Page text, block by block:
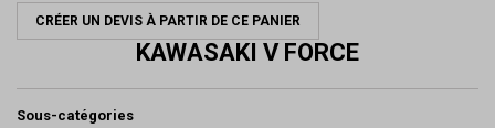
CRÉER UN DEVIS À PARTIR DE CE PANIER
KAWASAKI V FORCE
Sous-catégories